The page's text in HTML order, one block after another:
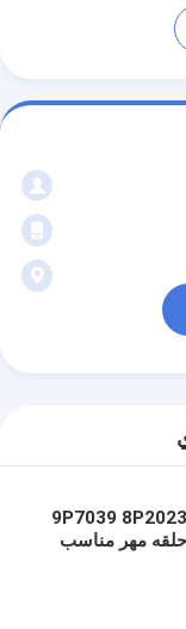
9P7039 8P2023 9G0281